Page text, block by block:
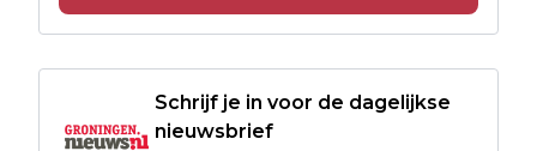
Schrijf je in voor de dagelijkse
nieuwsbrief